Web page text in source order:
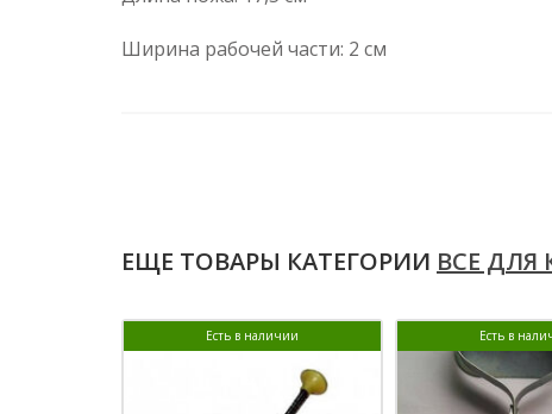
Ширина рабочей части: 2 см
ЕЩЕ ТОВАРЫ КАТЕГОРИИ ВСЕ ДЛЯ
Есть в наличии Есть в